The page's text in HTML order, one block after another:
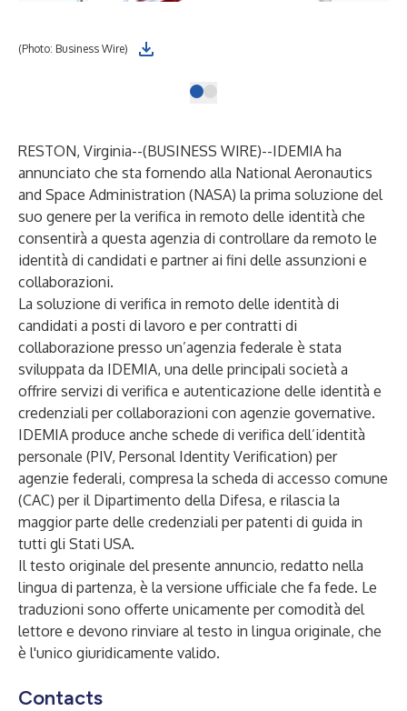
(Photo: Business Wire)
RESTON, Virginia--(BUSINESS WIRE)--IDEMIA ha
annunciato che sta fornendo alla National Aeronautics
and Space Administration (NASA) la prima soluzione del
suo genere per la verifica in remoto delle identità che
consentirà a questa agenzia di controllare da remoto le
identità di candidati e partner ai fini delle assunzioni e
collaborazioni.
La soluzione di verifica in remoto delle identità di
candidati a posti di lavoro e per contratti di
collaborazione presso un’agenzia federale è stata
sviluppata da IDEMIA, una delle principali società a
offrire servizi di verifica e autenticazione delle identità e
credenziali per collaborazioni con agenzie governative.
IDEMIA produce anche schede di verifica dell’identità
personale (PIV, Personal Identity Verification) per
agenzie federali, compresa la scheda di accesso comune
(CAC) per il Dipartimento della Difesa, e rilascia la
maggior parte delle credenziali per patenti di guida in
tutti gli Stati USA.
Il testo originale del presente annuncio, redatto nella
lingua di partenza, è la versione ufficiale che fa fede. Le
traduzioni sono offerte unicamente per comodità del
lettore e devono rinviare al testo in lingua originale, che
è l'unico giuridicamente valido.
Contacts